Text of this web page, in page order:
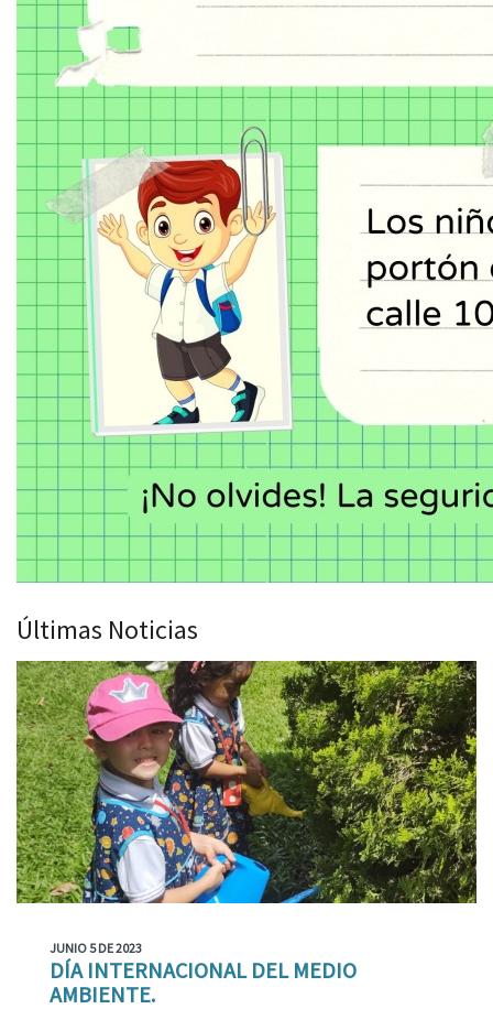
Últimas Noticias
JUNIO 5 DE 2023
DÍA INTERNACIONAL DEL MEDIO
AMBIENTE.